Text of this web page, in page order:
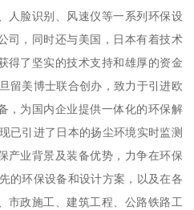
人脸识别、风速仪等一系列环保设
司，同时还与美国，日本有着技术
得了坚实的技术支持和雄厚的资金
留美博士联合创办，致力于引进欧
，为国内企业提供一体化的环保解
已引进了日本的扬尘环境实时监测
产业背景及装备优势，力争在环保
的环保设备和设计方案，以及在各
市政施工、建筑工程、公路铁路工